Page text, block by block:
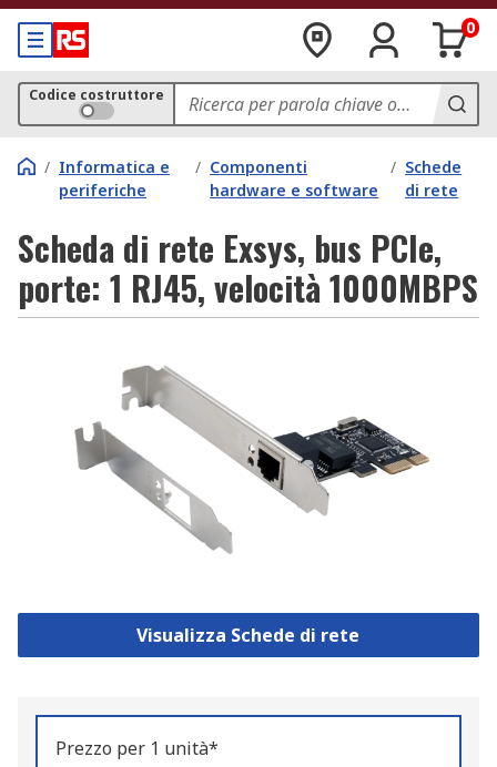
0
Codice costruttore
/ Informatica e
periferiche
/ Componenti
hardware e software
/ Schede
di rete
Scheda di rete Exsys, bus PCIe,
porte: 1 RJ45, velocità 1000MBPS
Visualizza Schede di rete
Prezzo per 1 unità*